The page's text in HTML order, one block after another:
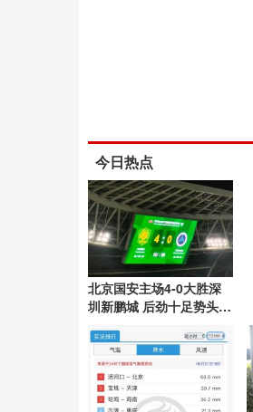
今日热点
北京国安主场4-0大胜深
圳新鹏城 后劲十足势头良